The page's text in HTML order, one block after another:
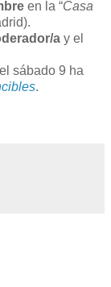
en la “Casa
a y el
sábado 9 ha
.